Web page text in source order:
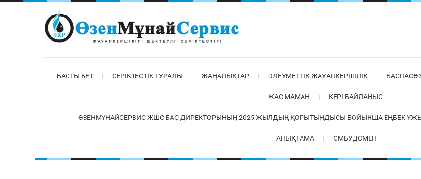
БАСТЫ БЕТ СЕРІКТЕСТІК ТУРАЛЫ ЖАҢАЛЫҚТАР ӘЛЕУМЕТТІК ЖАУАПКЕРШІЛІК
ЖАС МАМАН КЕРІ БАЙЛАНЫС
ӨЗЕНМҰНАЙСЕРВИС ЖШС БАС ДИРЕКТОРЫНЫҢ 2025 ЖЫЛДЫҢ ҚОРЫТЫНДЫСЫ БОЙЫНША ЕҢБЕК
АНЫҚТАМА ОМБУДСМЕН